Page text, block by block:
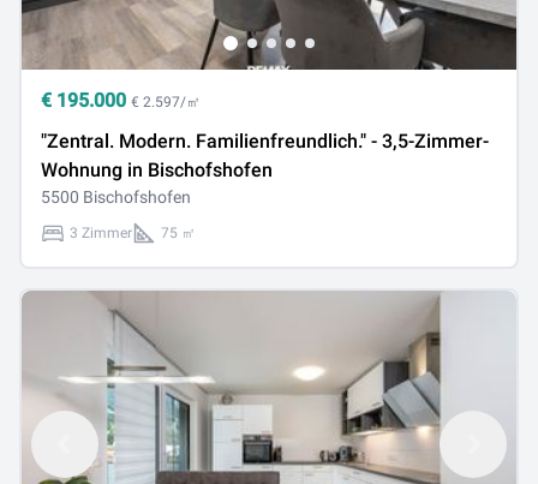
€ 195.000 € 2.597/㎡
"Zentral. Modern. Familienfreundlich." - 3,5-Zimmer-
Wohnung in Bischofshofen
5500 Bischofshofen
3 Zimmer 75 ㎡